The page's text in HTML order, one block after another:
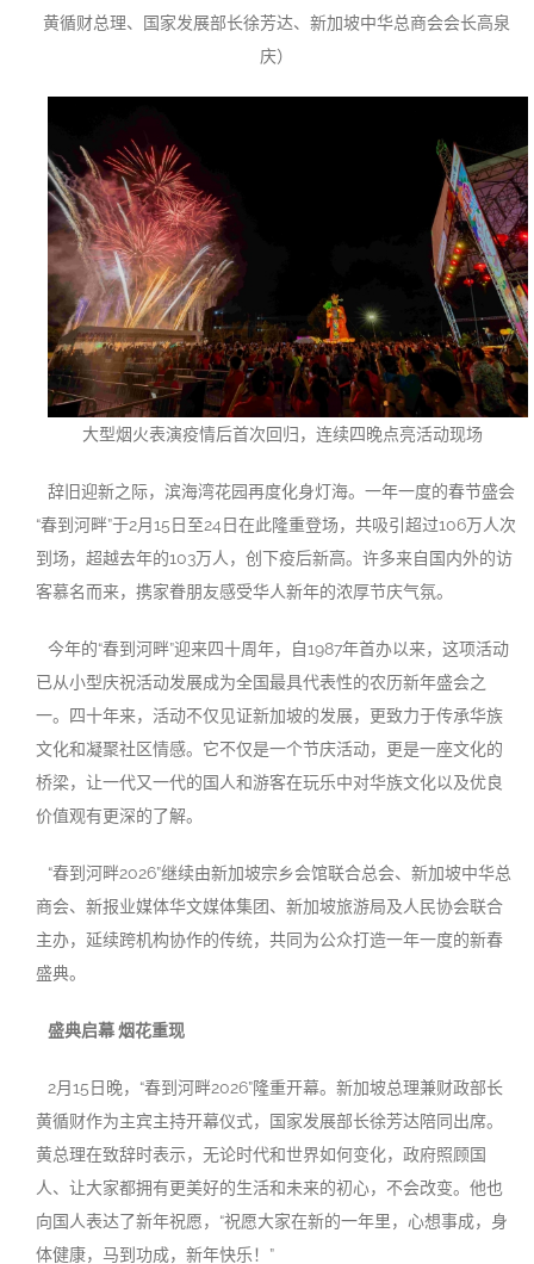
黄循财总理、国家发展部长徐芳达、新加坡中华总商会会长高泉
庆）
大型烟火表演疫情后首次回归，连续四晚点亮活动现场
辞旧迎新之际，滨海湾花园再度化身灯海。一年一度的春节盛会
“春到河畔”于2月15日至24日在此隆重登场，共吸引超过106万人次
到场，超越去年的103万人，创下疫后新高。许多来自国内外的访
客慕名而来，携家眷朋友感受华人新年的浓厚节庆气氛。
今年的“春到河畔”迎来四十周年，自1987年首办以来，这项活动
已从小型庆祝活动发展成为全国最具代表性的农历新年盛会之
一。四十年来，活动不仅见证新加坡的发展，更致力于传承华族
文化和凝聚社区情感。它不仅是一个节庆活动，更是一座文化的
桥梁，让一代又一代的国人和游客在玩乐中对华族文化以及优良
价值观有更深的了解。
“春到河畔2026”继续由新加坡宗乡会馆联合总会、新加坡中华总
商会、新报业媒体华文媒体集团、新加坡旅游局及人民协会联合
主办，延续跨机构协作的传统，共同为公众打造一年一度的新春
盛典。
盛典启幕 烟花重现
2月15日晚，“春到河畔2026”隆重开幕。新加坡总理兼财政部长
黄循财作为主宾主持开幕仪式，国家发展部长徐芳达陪同出席。
黄总理在致辞时表示，无论时代和世界如何变化，政府照顾国
人、让大家都拥有更美好的生活和未来的初心，不会改变。他也
向国人表达了新年祝愿，“祝愿大家在新的一年里，心想事成，身
体健康，马到功成，新年快乐！”